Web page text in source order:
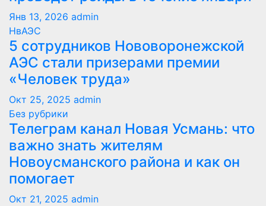
Янв 13, 2026 admin
НвАЭС
5 сотрудников Нововоронежской
АЭС стали призерами премии
«Человек труда»
Окт 25, 2025 admin
Без рубрики
Телеграм канал Новая Усмань: что
важно знать жителям
Новоусманского района и как он
помогает
Окт 21, 2025 admin